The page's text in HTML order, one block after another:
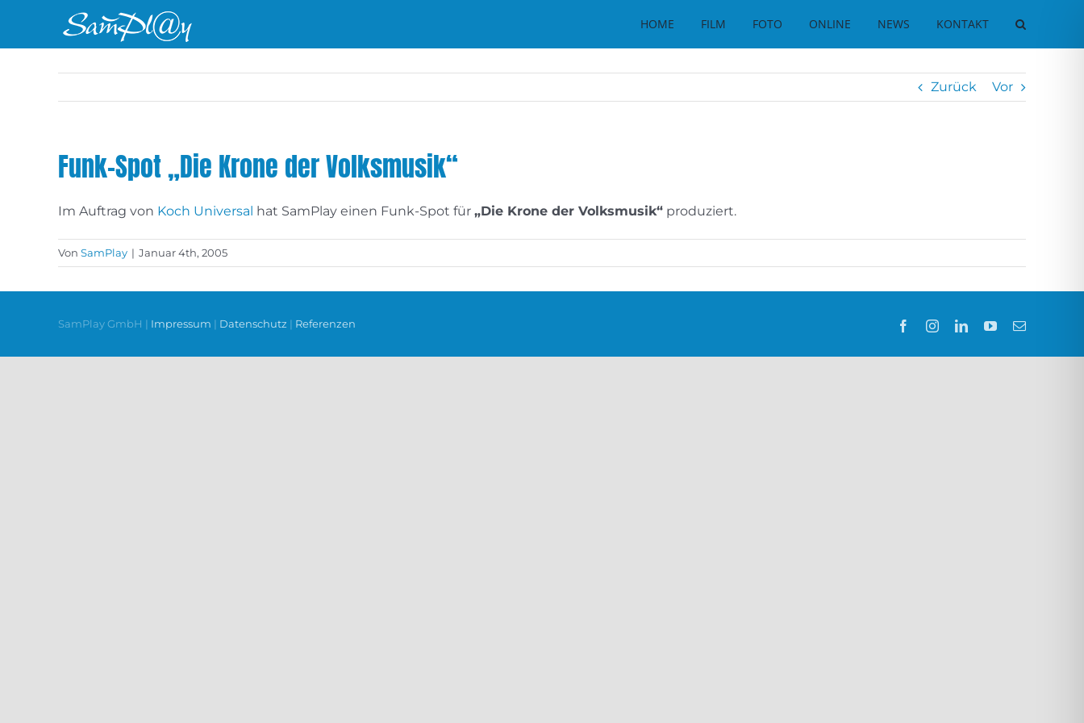
HOME FILM FOTO ONLINE NEWS KONTAKT
Zurück Vor
Funk-Spot „Die Krone der Volksmusik“
Im Auftrag von Koch Universal hat SamPlay einen Funk-Spot für „Die Krone der Volksmusik“ produziert.
Von SamPlay | Januar 4th, 2005
SamPlay GmbH | Impressum | Datenschutz | Referenzen FacebookInstagramLinkedInYouTube
E-